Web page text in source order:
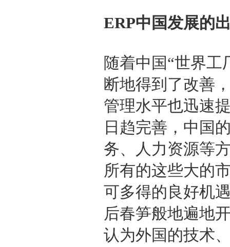
ERP中国发展的
随着中国“世界
断地得到了改善
管理水平也迅速
日趋完善，中国
务、人力资源等
所有的这些大的
可多得的良好机
后春笋般地遍地
认为外国的技术